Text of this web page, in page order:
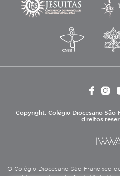
Copyright. Colégio Diocesano São
direitos
O Colégio Diocesano São Francisco